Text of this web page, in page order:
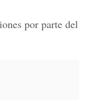
por parte del